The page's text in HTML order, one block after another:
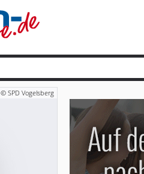
© SPD Vogelsberg